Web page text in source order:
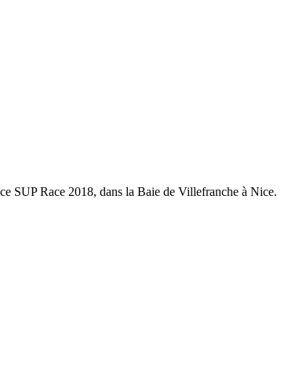
SUP Race 2018, dans la Baie de Villefranche à Nice.